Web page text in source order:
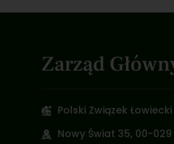
Zarząd
Polski Związek Łowiecki
Nowy Świat 35, 00-